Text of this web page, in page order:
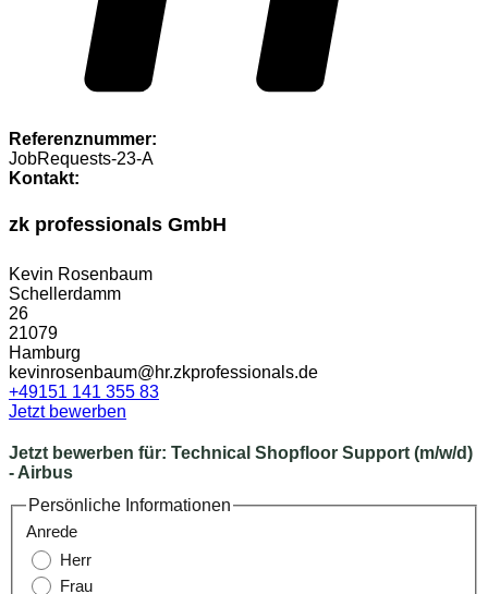
Referenznummer:
JobRequests-23-A
Kontakt:
zk professionals GmbH
Kevin Rosenbaum
Schellerdamm
26
21079
Hamburg
kevinrosenbaum@hr.zkprofessionals.de
+49151 141 355 83
Jetzt bewerben
Jetzt bewerben für: Technical Shopfloor Support (m/w/d)
- Airbus
Persönliche Informationen
Anrede
Herr
Frau